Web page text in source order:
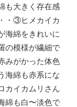
も大きく存在感
・③ヒメカイカ
海綿をきれいに
の模様が繊細で
みがかった体色
海綿も赤系にな
カイカムリさん
綿も白〜淡色で